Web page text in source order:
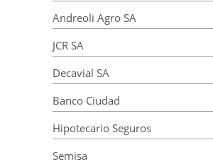
Andreoli Agro SA
JCR SA
Decavial SA
Banco Ciudad
Hipotecario Seguros
Semisa